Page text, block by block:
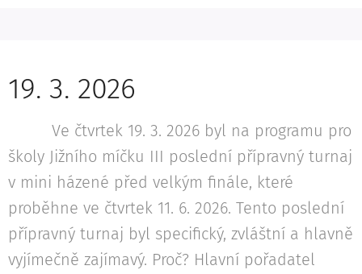
19. 3. 2026
Ve čtvrtek 19. 3. 2026 byl na programu pro
školy Jižního míčku III poslední přípravný turnaj
v mini házené před velkým finále, které
proběhne ve čtvrtek 11. 6. 2026. Tento poslední
přípravný turnaj byl specifický, zvláštní a hlavně
vyjímečně zajímavý. Proč? Hlavní pořadatel